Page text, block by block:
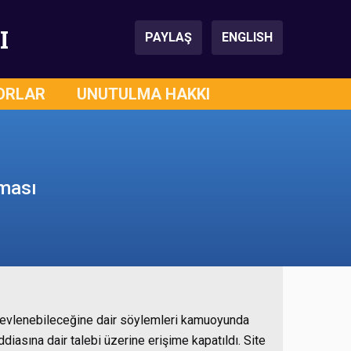
PAYLAŞ ENGLISH
UNUTULMA HAKKI
dair söylemleri kamuoyunda
dair talebi üzerine erişime kapatıldı. Site